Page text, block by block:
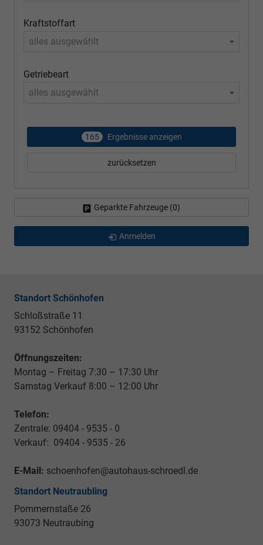
Kraftstoffart
alles ausgewählt
Getriebeart
alles ausgewählt
165 Ergebnisse anzeigen
zurücksetzen
Geparkte Fahrzeuge (0)
Anmelden
Standort Schönhofen
Schloßstraße 11
93152 Schönhofen
Öffnungszeiten:
Montag – Freitag 7:30 – 17:30 Uhr
Samstag Verkauf 8:00 – 12:00 Uhr
Telefon:
Zentrale: 09404 - 9535 - 0
Verkauf: 09404 - 9535 - 26
E-Mail: schoenhofen@autohaus-schroedl.de
Standort Neutraubling
Pommernstaße 26
93073 Neutraubing